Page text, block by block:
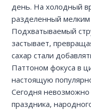
день. На холодный
разделенный мелким
Подхватываемый
застывает,
сахар стали
Паттоном фокуса в
настоящую
Сегодня невозможно
праздника,